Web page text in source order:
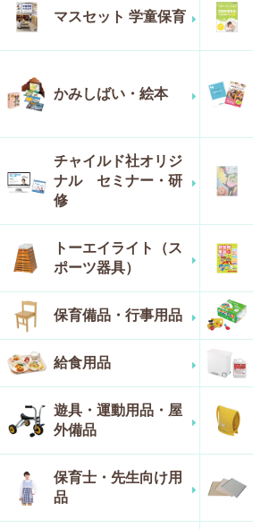
マスセット 学童保育
かみしばい・絵本
チャイルド社オリジ
ナル セミナー・研
修
トーエイライト（ス
ポーツ器具）
保育備品・行事用品
給食用品
遊具・運動用品・屋
外備品
保育士・先生向け用
品